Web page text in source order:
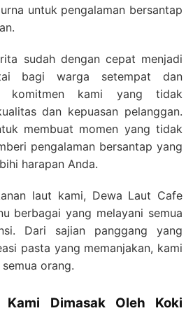
untuk pengalaman bersantap
sudah dengan cepat menjadi
bagi warga setempat dan
komitmen kami yang tidak
dan kepuasan pelanggan.
membuat momen yang tidak
pengalaman bersantap yang
harapan Anda.
laut kami, Dewa Laut Cafe
berbagai yang melayani semua
Dari sajian panggang yang
pasta yang memanjakan, kami
orang.
Kami Dimasak Oleh Koki